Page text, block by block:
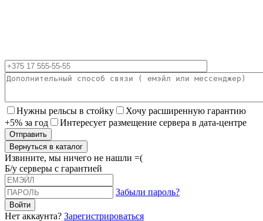
Нужны рельсы в стойку
Хочу расширенную гарантию
+5% за год
Интересует размещение сервера в дата-центре
Вернуться в каталог
Извините, мы ничего не нашли =(
Б/у серверы с гарантией
Забыли пароль?
Нет аккаунта? Зарегистрироваться